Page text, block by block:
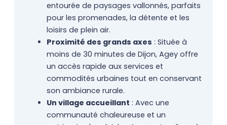
entourée de paysages vallonnés, parfaits
pour les promenades, la détente et les
loisirs de plein air.
Proximité des grands axes : Située à
moins de 30 minutes de Dijon, Agey offre
un accès rapide aux services et
commodités urbaines tout en conservant
son ambiance rurale.
Un village accueillant : Avec une
communauté chaleureuse et un